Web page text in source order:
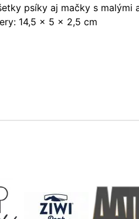
psíky aj mačky s malými
14,5 x 5 x 2,5 cm